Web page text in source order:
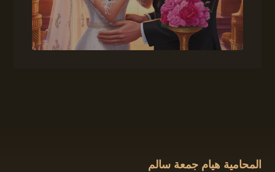
المحامية هيام جمعة سالم